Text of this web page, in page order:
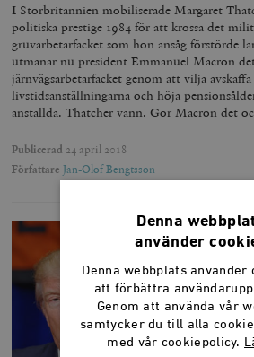
I Storbritannien mobiliserade Margaret
politiska prestige 1984 för att krossa det
gruvarbetarfacket som hon ansåg förstörde
utmanar nu president Emmanuel Macron
järnvägsarbetarfacket genom att vilja avskaffa
livstidsanställningarna och höja
anställda. Thatcher vann. Gör Macron det
Publicerad 24 april 2018
Författare Jan-Olof Bengtsson
Denna
använder
Denna webbplats använder
att förbättra
Genom att använda vår
samtycker du till alla
med vår cookiepolicy.